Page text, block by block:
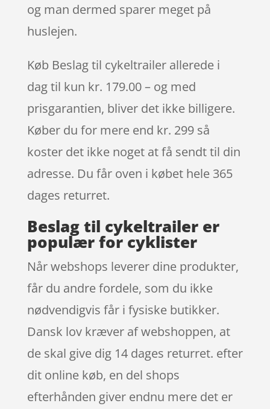
og man dermed sparer meget på
huslejen.
Køb Beslag til cykeltrailer allerede i
dag til kun kr. 179.00 – og med
prisgarantien, bliver det ikke billigere.
Køber du for mere end kr. 299 så
koster det ikke noget at få sendt til din
adresse. Du får oven i købet hele 365
dages returret.
Beslag til cykeltrailer er
populær for cyklister
Når webshops leverer dine produkter,
får du andre fordele, som du ikke
nødvendigvis får i fysiske butikker.
Dansk lov kræver af webshoppen, at
de skal give dig 14 dages returret. efter
dit online køb, en del shops
efterhånden giver endnu mere det er